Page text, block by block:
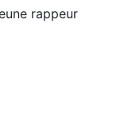
rappeur